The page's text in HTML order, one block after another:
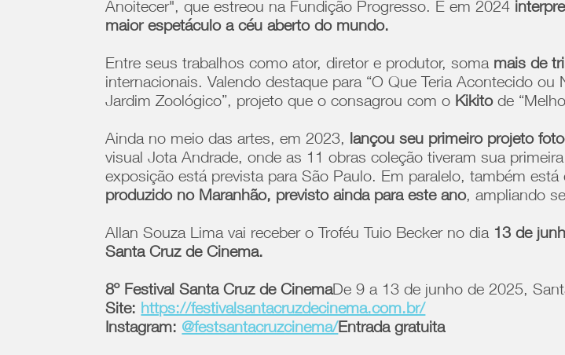
Anoitecer", que estreou na Fundição Progresso. E em 2024
maior espetáculo a céu aberto do mundo.
Entre seus trabalhos como ator, diretor e produtor, soma mais de
internacionais. Valendo destaque para “O Que Teria Acontecido
Jardim Zoológico”, projeto que o consagrou com o Kikitode
Ainda no meio das artes, em 2023, lançou seu primeiro projeto
visual Jota Andrade, onde as 11 obras coleção tiveram sua
exposição está prevista para São Paulo. Em paralelo, também
produzido no Maranhão, previsto ainda para este ano, ampliando
Allan Souza Lima vai receber o Troféu Tuio Becker no dia13 de
Santa Cruz de Cinema.
8º Festival Santa Cruz de CinemaDe 9 a 13 de junho de 2025,
Site: https://festivalsantacruzdecinema.com.br/
Instagram: @festsantacruzcinema/Entrada gratuita